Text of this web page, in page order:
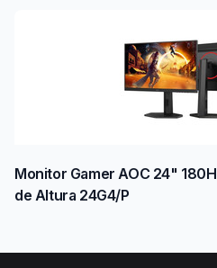
Monitor Gamer AOC 24"
de Altura 24G4/P